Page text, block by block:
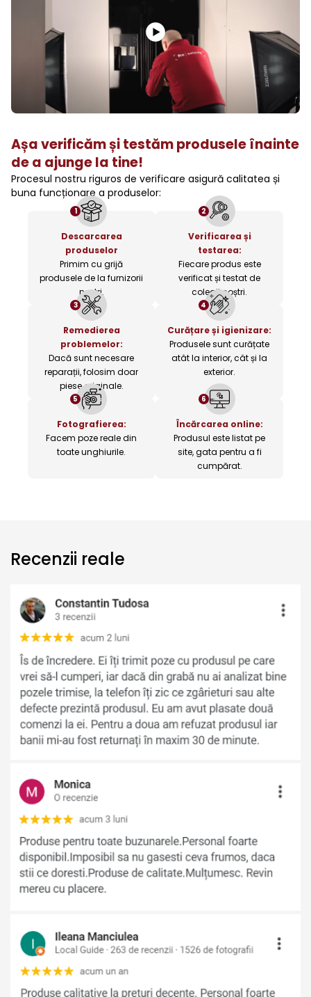
Așa verificăm și testăm produsele înainte
de a ajunge la tine!
Procesul nostru riguros de verificare asigură calitatea și
buna funcționare a produselor:
1
Descarcarea
produselor
Primim cu grijă
produsele de la furnizorii
noștri.
2
Verificarea și
testarea:
Fiecare produs este
verificat și testat de
colegii noștri.
3
Remedierea
problemelor:
Dacă sunt necesare
reparații, folosim doar
piese originale.
4
Curățare și igienizare:
Produsele sunt curățate
atât la interior, cât și la
exterior.
5
Fotografierea:
Facem poze reale din
toate unghiurile.
6
Încărcarea online:
Produsul este listat pe
site, gata pentru a fi
cumpărat.
Recenzii reale